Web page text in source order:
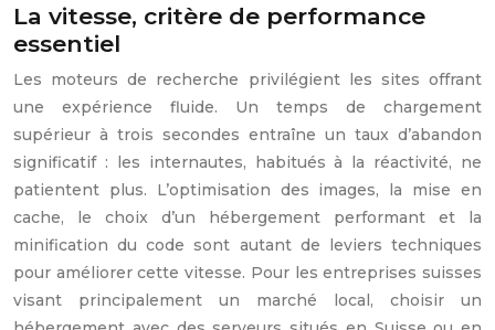
La vitesse, critère de performance
essentiel
Les moteurs de recherche privilégient les sites offrant
une expérience fluide. Un temps de chargement
supérieur à trois secondes entraîne un taux d’abandon
significatif : les internautes, habitués à la réactivité, ne
patientent plus. L’optimisation des images, la mise en
cache, le choix d’un hébergement performant et la
minification du code sont autant de leviers techniques
pour améliorer cette vitesse. Pour les entreprises suisses
visant principalement un marché local, choisir un